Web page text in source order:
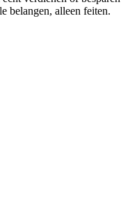
belangen, alleen feiten.